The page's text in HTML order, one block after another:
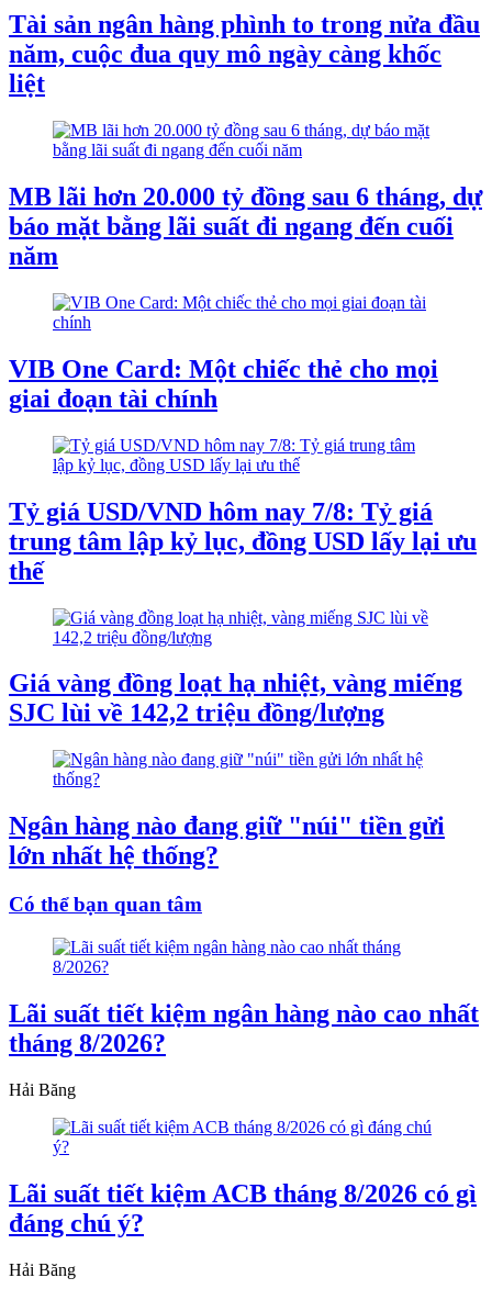
Tài sản ngân hàng phình to trong nửa đầu
năm, cuộc đua quy mô ngày càng khốc
liệt
MB lãi hơn 20.000 tỷ đồng sau 6 tháng, dự
báo mặt bằng lãi suất đi ngang đến cuối
năm
VIB One Card: Một chiếc thẻ cho mọi
giai đoạn tài chính
Tỷ giá USD/VND hôm nay 7/8: Tỷ giá
trung tâm lập kỷ lục, đồng USD lấy lại ưu
thế
Giá vàng đồng loạt hạ nhiệt, vàng miếng
SJC lùi về 142,2 triệu đồng/lượng
Ngân hàng nào đang giữ "núi" tiền gửi
lớn nhất hệ thống?
Có thể bạn quan tâm
Lãi suất tiết kiệm ngân hàng nào cao nhất
tháng 8/2026?
Hải Băng
Lãi suất tiết kiệm ACB tháng 8/2026 có gì
đáng chú ý?
Hải Băng